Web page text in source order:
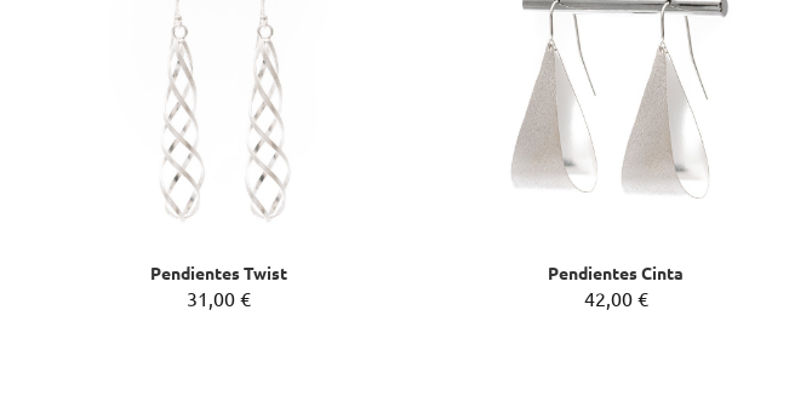
Pendientes Twist
31,00 €
Pendientes Cinta
42,00 €